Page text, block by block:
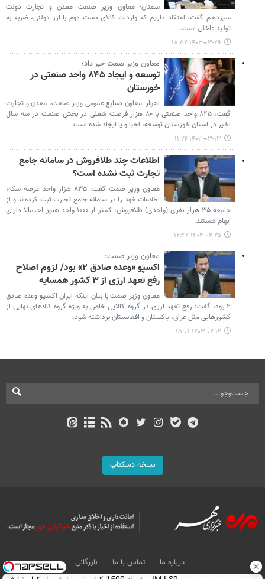
سمنان- معاون وزیر صنعت معدن و تجارت دولت
سیزدهم گفت: اعتقاد داریم که واردات کالای دست دوم با ارز دولتی، ضربه به
تولید داخلی است.
۱۴۰۳-۰۳-۲۹ ۱۸:۵۲
معاون وزیر صمت خبر داد؛
توسعه و ایجاد ۸۴۵ واحد صنعتی در
خوزستان
اهواز- معاون صنایع عمومی وزیر صنعت، معدن و تجارت
گفت: ۸۴۵ واحد صنعتی با ۸۰ هزار فرصت شغلی در بخش صنعت در سه سال
اخیر در استان خوزستان توسعه، احیا و یا ایجاد شده است.
۱۴۰۳-۰۳-۱۳ ۱۱:۲۶
اطلاعات چند طلافروش در سامانه جامع
تجارت ثبت نشده است؟
معاون وزیر صمت گفت: ۸۳۵ هزار واحد عرضه‌ سکه،
اطلاعات خود را در سامانه جامع تجارت ثبت کرده‌اند و از
جامعه‌ ۳۵ هزار نفری (واحدی) طلافروش؛ کمتر از ۱۰۰۰ واحد هنوز احتمالا دارای
ابهام هستند.
۱۴۰۳-۰۲-۲۵ ۱۲:۴۲
معاون وزیر صمت:
اکسپو «وعده صادق ۲» بود/ لزوم اصلاح
رفع تعهد ارزی از ۳ کشور همسایه
معاون وزیر صمت با بیان اینکه ایران اکسپو وعده صادق
۲ بود، گفت: رفع تعهد ارزی در گروه کالایی خاص به ویژه گروه کالاهای نهایی از
کشورهایی مثل عراق، پاکستان و افغانستان برداشته شود.
۱۴۰۳-۰۲-۱۲ ۱۵:۰۶
نسخه دسکتاپ
درباره ما تماس با ما
بازرگانی